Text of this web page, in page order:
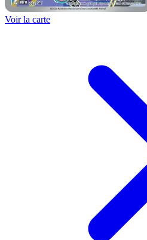
Voir la carte